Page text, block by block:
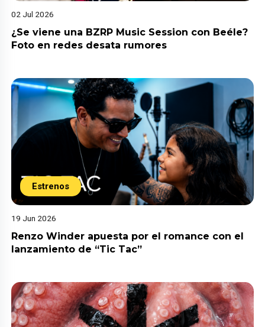
02 Jul 2026
¿Se viene una BZRP Music Session con Beéle?
Foto en redes desata rumores
Estrenos
19 Jun 2026
Renzo Winder apuesta por el romance con el
lanzamiento de “Tic Tac”